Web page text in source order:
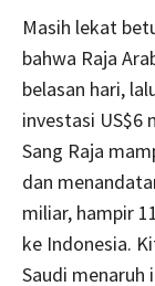
Masih lekat
bahwa Raja
belasan hari,
investasi US$6
Sang Raja
dan
miliar, hampir
ke Indonesia.
Saudi menaruh